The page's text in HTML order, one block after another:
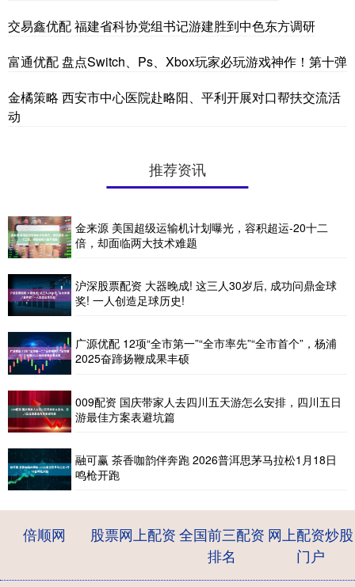
交易鑫优配 福建省科协党组书记游建胜到中色东方调研
富通优配 盘点Switch、Ps、Xbox玩家必玩游戏神作！第十弹
金橘策略 西安市中心医院赴略阳、平利开展对口帮扶交流活
动
推荐资讯
金来源 美国超级运输机计划曝光，容积超运-20十二
倍，却面临两大技术难题
沪深股票配资 大器晚成! 这三人30岁后, 成功问鼎金球
奖! 一人创造足球历史!
广源优配 12项“全市第一”“全市率先”“全市首个”，杨浦
2025奋蹄扬鞭成果丰硕
009配资 国庆带家人去四川五天游怎么安排，四川五日
游最佳方案表避坑篇
融可赢 茶香咖韵伴奔跑 2026普洱思茅马拉松1月18日
鸣枪开跑
倍顺网 股票网上配资全国前三配资
排名
网上配资炒股
门户